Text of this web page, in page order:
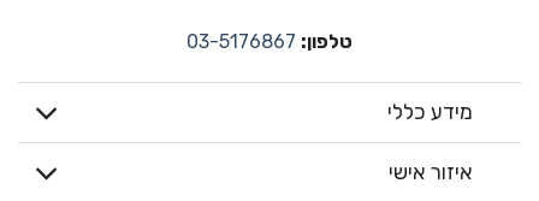
טלפון: 03-5176867
מידע כללי
איזור אישי